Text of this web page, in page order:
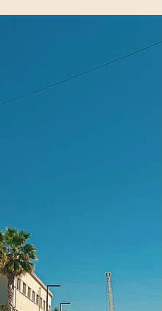
Freelance Çalışanlar İçin
Freelance çalışıyorsun, gelir
kazanıyorsun… Peki yasal statün nerede
tanımlı? Uzaktan çalışan biriysen, sabit
ofise ihtiyacın yok....